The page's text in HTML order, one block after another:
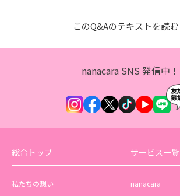
このQ&Aのテキストを読む
nanacara SNS 発信中！
総合トップ
私たちの想い
サービス一覧
nanacara